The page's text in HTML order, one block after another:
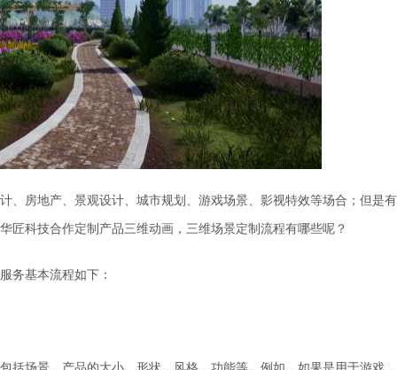
、房地产、景观设计、城市规划、游戏场景、影视特效等场合；但是
匠科技合作定制产品三维动画，三维场景定制流程有哪些呢？
务基本流程如下：